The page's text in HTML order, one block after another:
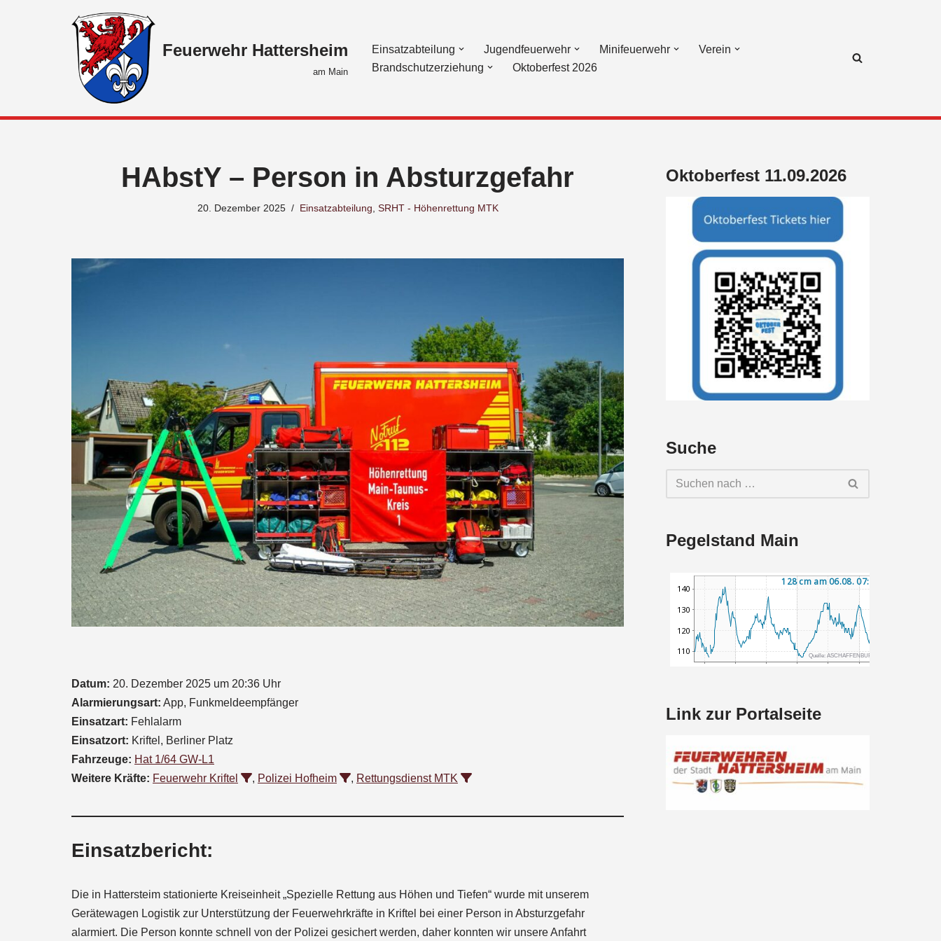
Feuerwehr Hattersheim
am Main
Einsatzabteilung Jugendfeuerwehr Minifeuerwehr
Verein
Brandschutzerziehung
Oktoberfest 2026
HAbstY – Person in Absturzgefahr
20. Dezember 2025 Einsatzabteilung SRHT - Höhenrettung MTK
Datum: 20. Dezember 2025 um 20:36 Uhr
Alarmierungsart: App, Funkmeldeempfänger
Einsatzart: Fehlalarm
Einsatzort: Kriftel, Berliner Platz
Fahrzeuge: Hat 1/64 GW-L1
Weitere Kräfte: Feuerwehr Kriftel , Polizei Hofheim , Rettungsdienst MTK
Einsatzbericht:
Die in Hattersteim stationierte Kreiseinheit „Spezielle Rettung aus Höhen und Tiefen“ wurde mit unserem
Gerätewagen Logistik zur Unterstützung der Feuerwehrkräfte in Kriftel bei einer Person in Absturzgefahr
alarmiert. Die Person konnte schnell von der Polizei gesichert werden, daher konnten wir unsere Anfahrt
Oktoberfest 11.09.2026
Suche
Pegelstand Main
Link zur Portalseite